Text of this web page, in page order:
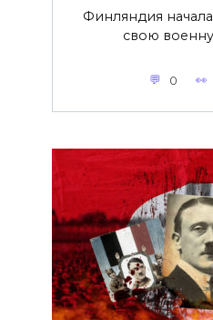
Финляндия
свою
0